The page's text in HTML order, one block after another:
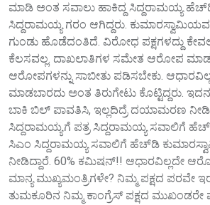
ಮಾಡಿ ಅಂತ ಸವಾಲು ಹಾಕಿದ್ದ ಸಿದ್ದರಾಮಯ್ಯ
ಸಿದ್ದರಾಮಯ್ಯ ಗರಂ ಆಗಿದ್ದರು.
ಗುಂಡು ಹೊಡೆದಂತಿದೆ. ವಿರೋಧ ಪಕ್ಷಗಳದ್ದು
ಕೆಲಸವಲ್ಲ. ದಾಖಲಾತಿಗಳ ಸಮೇತ ಆರೋಪ
ಆರೋಪಗಳನ್ನು ಸಾಬೀತು ಪಡಿಸಬೇಕು.
ಮಾಡಬಾರದು ಅಂತ ತಿರುಗೇಟು ಕೊಟ್ಟಿದ್ದರು.
ಬಾಕಿ ಬಿಲ್ ಪಾವತಿಸಿ, ಇಲ್ಲದಿದ್ರೆ ದಯಾಮರಣ ನೀಡಿ!
ಸಿದ್ದರಾಮಯ್ಯಗೆ ಪತ್ರ ಸಿದ್ದರಾಮಯ್ಯ ಸವಾಲಿಗೆ
ಸಿಎಂ ಸಿದ್ದರಾಮಯ್ಯ ಸವಾಲಿಗೆ ಹೆಚ್‌ಡಿ
ನೀಡಿದ್ದಾರೆ. 60% ಕಮಿಷನ್!! ಆಧಾರವಿಲ್ಲದೇ
ಮಾನ್ಯ ಮುಖ್ಯಮಂತ್ರಿಗಳೇ? ನಿಮ್ಮ ಪಕ್ಷದ ಪರವೇ
ತುಮಕೂರಿನ ನಿಮ್ಮ ಕಾಂಗ್ರೆಸ್ ಪಕ್ಷದ